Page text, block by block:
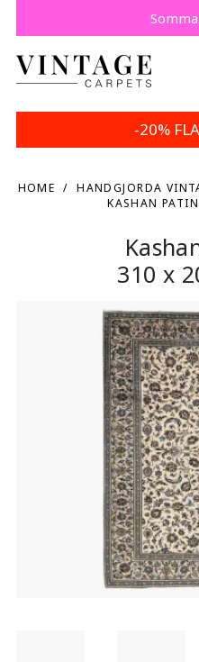
Spara 5 % |
Köp nu, betala
-20%
HOME HANDGJORDA
KASHAN
310 x